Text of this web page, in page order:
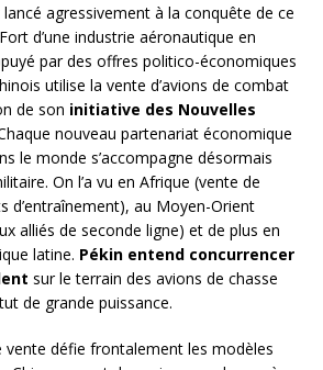
lancé agressivement à la conquête de ce
d’une industrie aéronautique en
par des offres politico-économiques
utilise la vente d’avions de combat
de son initiative des Nouvelles
nouveau partenariat économique
le monde s’accompagne désormais
On l’a vu en Afrique (vente de
d’entraînement), au Moyen-Orient
alliés de seconde ligne) et de plus en
latine. Pékin entend concurrencer
sur le terrain des avions de chasse
de grande puissance.
vente défie frontalement les modèles